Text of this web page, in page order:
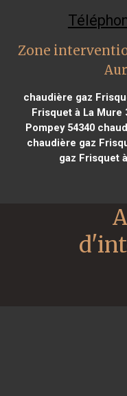
Zone
chaudière gaz
Frisquet à La Mure
Pompey 54340
chaudière gaz
gaz Frisquet